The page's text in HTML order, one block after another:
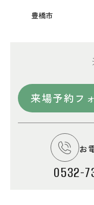
豊橋市
来場予約フ
お
0532-